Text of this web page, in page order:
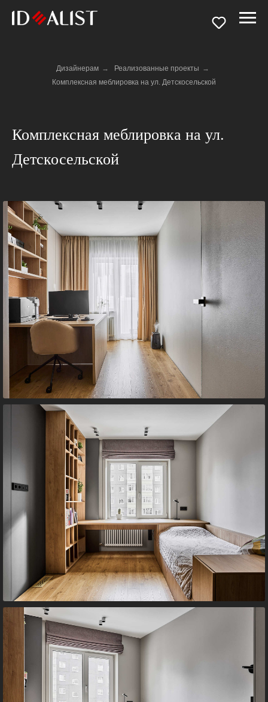
Дизайнерам → Реализованные проекты →
Комплексная меблировка на ул. Детскосельской
Комплексная меблировка на ул.
Детскосельской